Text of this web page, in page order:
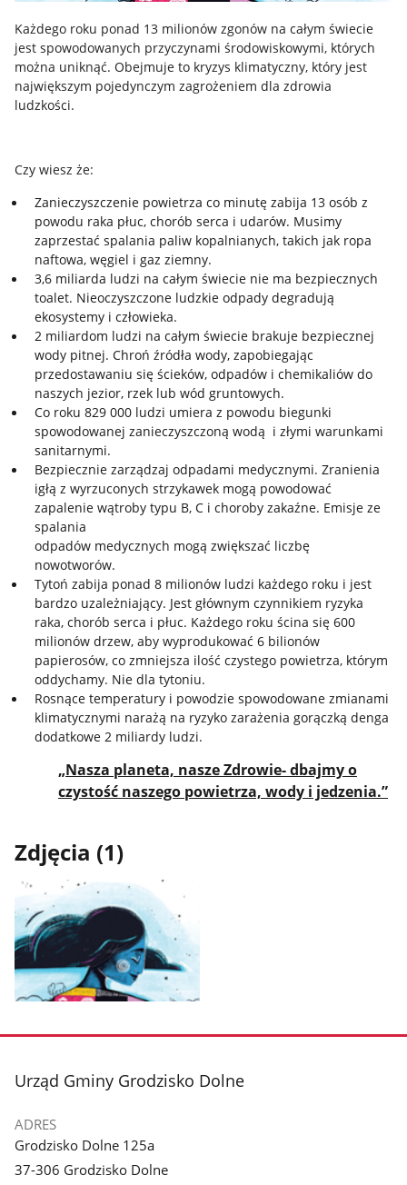
Każdego roku ponad 13 milionów zgonów na całym świecie
jest spowodowanych przyczynami środowiskowymi, których
można uniknąć. Obejmuje to kryzys klimatyczny, który jest
największym pojedynczym zagrożeniem dla zdrowia
ludzkości.
Czy wiesz że:
Zanieczyszczenie powietrza co minutę zabija 13 osób z
powodu raka płuc, chorób serca i udarów. Musimy
zaprzestać spalania paliw kopalnianych, takich jak ropa
naftowa, węgiel i gaz ziemny.
3,6 miliarda ludzi na całym świecie nie ma bezpiecznych
toalet. Nieoczyszczone ludzkie odpady degradują
ekosystemy i człowieka.
2 miliardom ludzi na całym świecie brakuje bezpiecznej
wody pitnej. Chroń źródła wody, zapobiegając
przedostawaniu się ścieków, odpadów i chemikaliów do
naszych jezior, rzek lub wód gruntowych.
Co roku 829 000 ludzi umiera z powodu biegunki
spowodowanej zanieczyszczoną wodą i złymi warunkami
sanitarnymi.
Bezpiecznie zarządzaj odpadami medycznymi. Zranienia
igłą z wyrzuconych strzykawek mogą powodować
zapalenie wątroby typu B, C i choroby zakaźne. Emisje ze
spalania
odpadów medycznych mogą zwiększać liczbę
nowotworów.
Tytoń zabija ponad 8 milionów ludzi każdego roku i jest
bardzo uzależniający. Jest głównym czynnikiem ryzyka
raka, chorób serca i płuc. Każdego roku ścina się 600
milionów drzew, aby wyprodukować 6 bilionów
papierosów, co zmniejsza ilość czystego powietrza, którym
oddychamy. Nie dla tytoniu.
Rosnące temperatury i powodzie spowodowane zmianami
klimatycznymi narażą na ryzyko zarażenia gorączką denga
dodatkowe 2 miliardy ludzi.
„Nasza planeta, nasze Zdrowie- dbajmy o
czystość naszego powietrza, wody i jedzenia.”
Zdjęcia (1)
galerii.
stopka
Urząd Gminy Grodzisko Dolne
ADRES
Grodzisko Dolne 125a
37-306 Grodzisko Dolne